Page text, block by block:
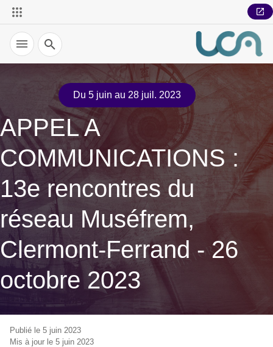
Recherche
Du 5 juin au 28 juil. 2023
APPEL A
COMMUNICATIONS :
13e rencontres du
réseau Muséfrem,
Clermont-Ferrand - 26
octobre 2023
Publié le 5 juin 2023
Mis à jour le 5 juin 2023